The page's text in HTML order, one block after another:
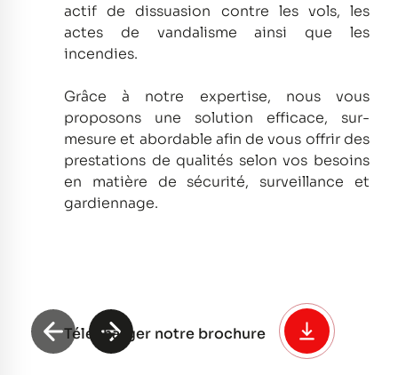
actif de dissuasion contre les vols, les
actes de vandalisme ainsi que les
incendies.
Grâce à notre expertise, nous vous
proposons une solution efficace, sur-
mesure et abordable afin de vous offrir des
prestations de qualités selon vos besoins
en matière de sécurité, surveillance et
gardiennage.
Télécharger notre brochure